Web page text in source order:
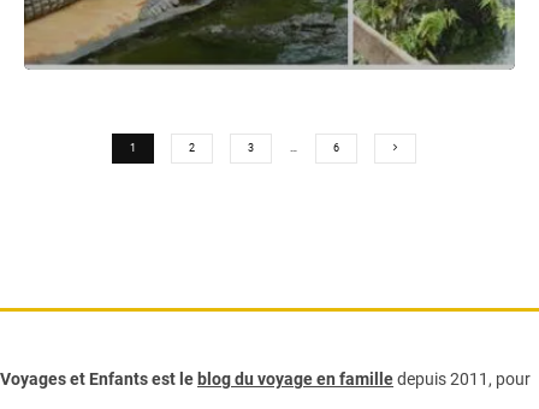
1 2 3 6
Voyages et Enfants est le blog du voyage en familledepuis 2011, pour